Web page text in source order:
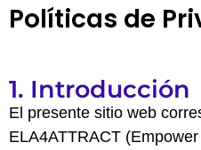
Políticas de
1. Introducción
El presente sitio web
ELA4ATTRACT